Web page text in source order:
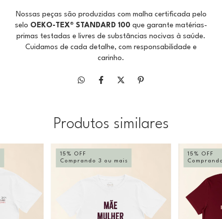
Nossas peças são produzidas com malha certificada pelo
selo OEKO-TEX® STANDARD 100 que garante matérias-
primas testadas e livres de substâncias nocivas à saúde.
Cuidamos de cada detalhe, com responsabilidade e
carinho.
Produtos similares
15% OFF
Comprando 3 ou mais
15% OFF